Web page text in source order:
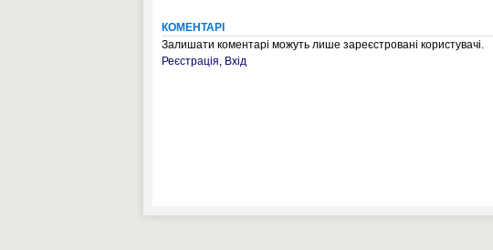
КОМЕНТАРІ
Залишати коментарі можуть лише зареєстровані користувачі.
Реєстрація, Вхід